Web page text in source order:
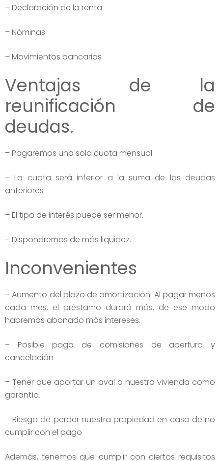
– Declaración de la renta
– Nóminas
– Movimientos bancarios
Ventajas de la
reunificación de
deudas.
– Pagaremos una sola cuota mensual
– La cuota será inferior a la suma de las deudas
anteriores
– El tipo de interés puede ser menor.
– Dispondremos de más liquidez.
Inconvenientes
– Aumento del plazo de amortización. Al pagar menos
cada mes, el préstamo durará más, de ese modo
habremos abonado más intereses.
– Posible pago de comisiones de apertura y
cancelación
– Tener que aportar un aval o nuestra vivienda como
garantía.
– Riesgo de perder nuestra propiedad en caso de no
cumplir con el pago
Además, tenemos que cumplir con ciertos requisitos